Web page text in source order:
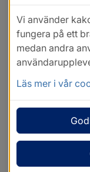
Vi använder
fungera på ett
medan andra
Läs mer i vår